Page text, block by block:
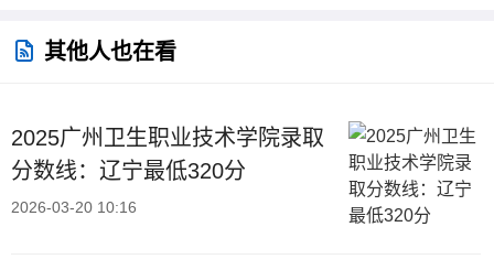
其他人也在看
2025广州卫生职业技术学院录取
分数线：辽宁最低320分
2026-03-20 10:16